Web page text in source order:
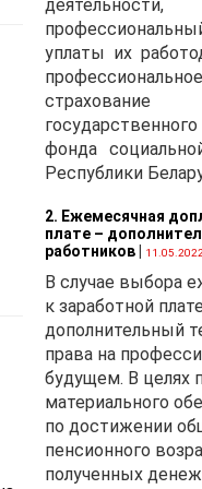
уплаты их
фонда
Республики
2. Ежемесячная
плате –
работников| 11.05.2022
В случае выбора
к заработной
дополнительный
права на
будущем. В целях
материального
по достижении
пенсионного
полученных